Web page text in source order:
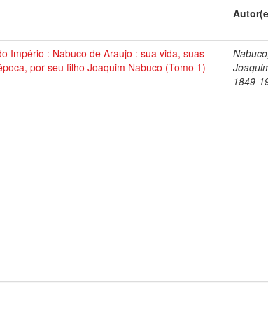
Império : Nabuco de Araujo : sua vida, suas
por seu filho Joaquim Nabuco (Tomo 1)
Nabuco,
1849-